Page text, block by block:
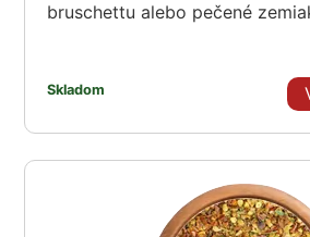
bruschettu alebo pečené
Skladom